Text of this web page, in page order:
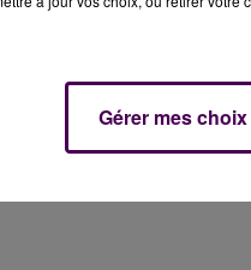
les nouveautés
a par exemple rassemblé
balades en
du domaine de
Gérer mes choix